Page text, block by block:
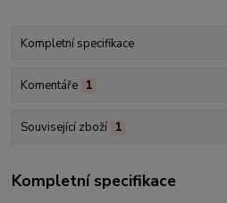
Kompletní specifikace
Komentáře 1
Související zboží 1
Kompletní specifikace